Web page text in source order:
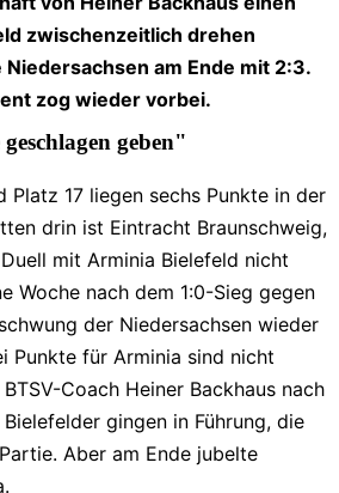
zwischenzeitlich drehen
am Ende mit 2:3.
zog wieder vorbei.
geben"
Platz 17 liegen sechs Punkte in der
drin ist Eintracht Braunschweig,
mit Arminia Bielefeld nicht
Woche nach dem 1:0-Sieg gegen
der Niedersachsen wieder
Punkte für Arminia sind nicht
Coach Heiner Backhaus nach
gingen in Führung, die
Aber am Ende jubelte